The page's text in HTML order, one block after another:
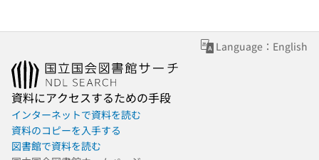
Language：English
資料にアクセスするための手段
インターネットで資料を読む
資料のコピーを入手する
図書館で資料を読む